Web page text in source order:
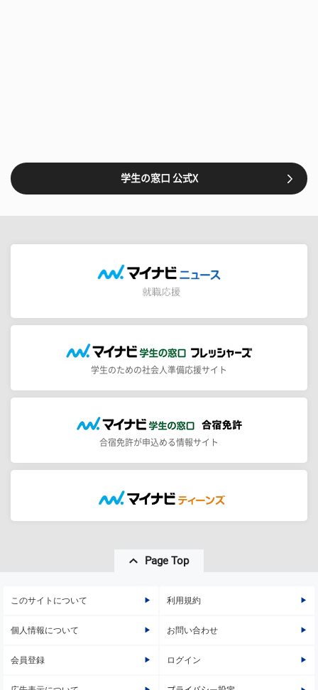
学生の窓口 公式X
学生のための社会人準備応援サイト
合宿免許が申込める情報サイト
Page Top
このサイトについて 利用規約
個人情報について お問い合わせ
会員登録 ログイン